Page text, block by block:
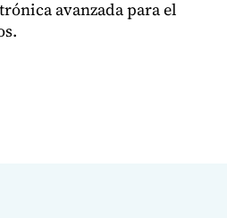
avanzada para el